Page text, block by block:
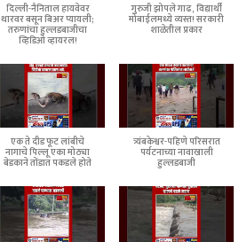
दिल्ली-नैनिताल हायवेवर
थारवर बसून बिअर प्यायली;
तरुणांचा हुल्लडबाजीचा
व्हिडिओ व्हायरल!
गुरुजी झोपले गाढ, विद्यार्थी
मोबाईलमध्ये व्यस्त! सरकारी
शाळेतील प्रकार
एक ते दीड फूट लांबीचे
नागाचे पिल्लू एका मोठ्या
बेडकाने तोंडात पकडले होते
त्र्यंबकेश्वर-पहिणे परिसरात
पर्यटनाच्या नावाखाली
हुल्लडबाजी